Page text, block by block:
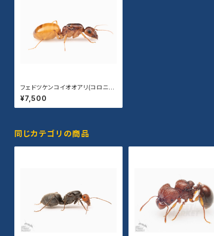
フェドツケンコイオオアリ(コロニ
ー)
¥7,500
同じカテゴリの商品